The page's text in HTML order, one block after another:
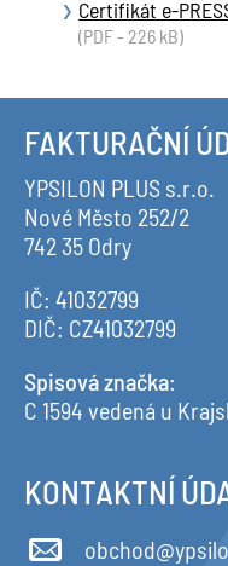
Certifikát e-
(PDF - 226 kB)
FAKTURAČNÍ
YPSILON PLUS s.r.o.
Nové Město 252/2
742 35 Odry
IČ: 41032799
DIČ: CZ41032799
Spisová značka:
C 1594 vedená u
KONTAKTNÍ